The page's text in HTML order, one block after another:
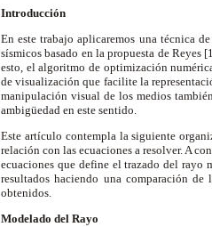
Introducción
En este trabajo aplicaremos una técnica
sísmicos basado en la propuesta de Reyes
esto, el algoritmo de optimización
de visualización que facilite la
manipulación visual de los medios
ambigüedad en este sentido.
Este artículo contempla la siguiente
relación con las ecuaciones a resolver. A
ecuaciones que define el trazado del rayo
resultados haciendo una comparación
obtenidos.
Modelado del Rayo